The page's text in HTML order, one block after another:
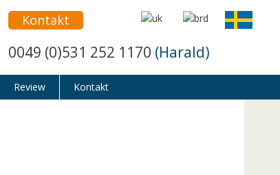
Kontakt
0049 (0)531 252 1170 (Harald)
Review Kontakt